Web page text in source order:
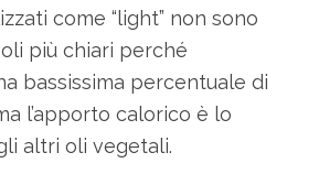
come “light” non sono
più chiari perché
bassissima percentuale di
l’apporto calorico è lo
altri oli vegetali.